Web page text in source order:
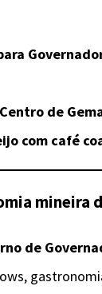
Centro de
com café
mineira
de